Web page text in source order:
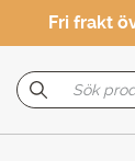
Fri frakt